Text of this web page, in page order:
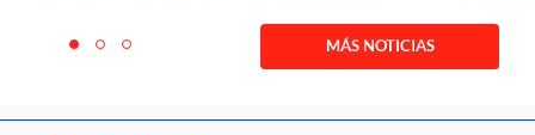
itemitemitem
MÁS NOTICIAS